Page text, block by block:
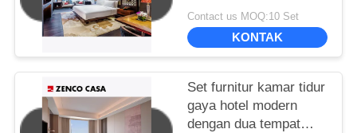
disesuaikan
Contact us MOQ:10 Set
KONTAK
Set furnitur kamar tidur
gaya hotel modern
dengan dua tempat